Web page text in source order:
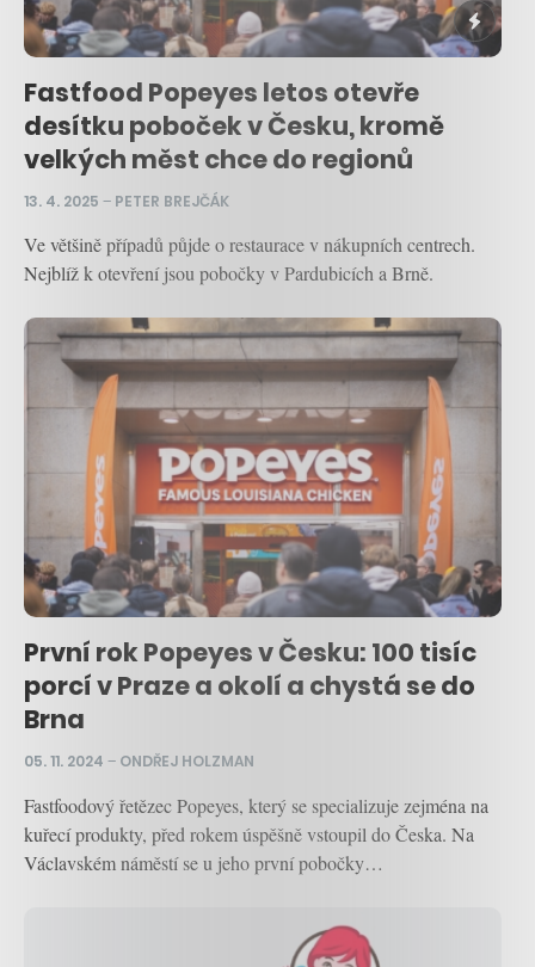
Fastfood Popeyes letos otevře
desítku poboček v Česku, kromě
velkých měst chce do regionů
13. 4. 2025 – PETER BREJČÁK
Ve většině případů půjde o restaurace v nákupních centrech.
Nejblíž k otevření jsou pobočky v Pardubicích a Brně.
První rok Popeyes v Česku: 100 tisíc
porcí v Praze a okolí a chystá se do
Brna
05. 11. 2024 – ONDŘEJ HOLZMAN
Fastfoodový řetězec Popeyes, který se specializuje zejména na
kuřecí produkty, před rokem úspěšně vstoupil do Česka. Na
Václavském náměstí se u jeho první pobočky…